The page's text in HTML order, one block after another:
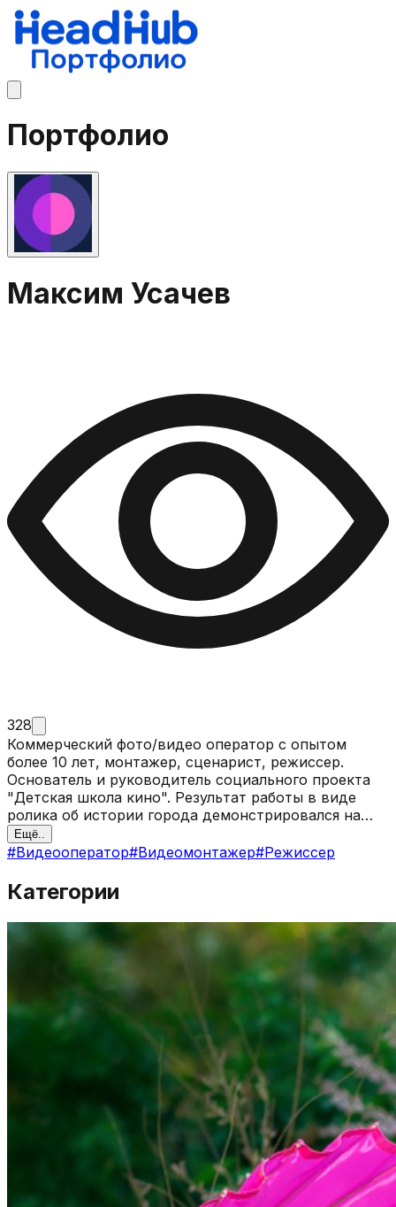
Портфолио
Максим Усачев
328
Коммерческий фото/видео оператор с опытом
более 10 лет, монтажер, сценарист, режиссер.
Основатель и руководитель социального проекта
"Детская школа кино". Результат работы в виде
ролика об истории города демонстрировался на
экране в День города, призовые места с детскими
короткометражными фильмами на различных
Ещё..
#Видеооператор#Видеомонтажер#Режиссер
Категории